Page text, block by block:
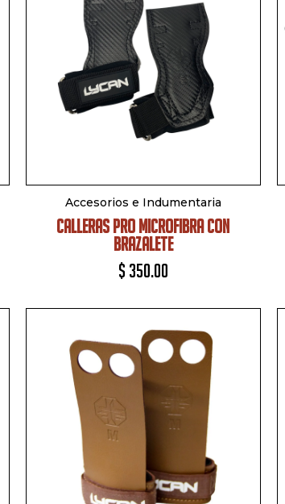
Accesorios e Indumentaria
CALLERAS PRO MICROFIBRA CON
BRAZALETE
$ 350.00